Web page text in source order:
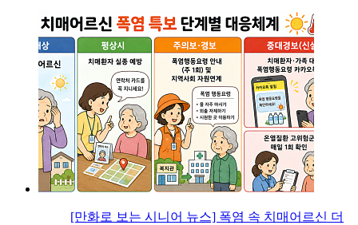
[만화로 보는 시니어 뉴스] 폭염 속 치매어르신 더